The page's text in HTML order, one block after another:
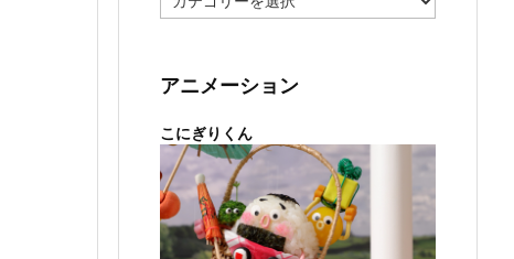
テ
ー
アニメーション
こにぎりくん